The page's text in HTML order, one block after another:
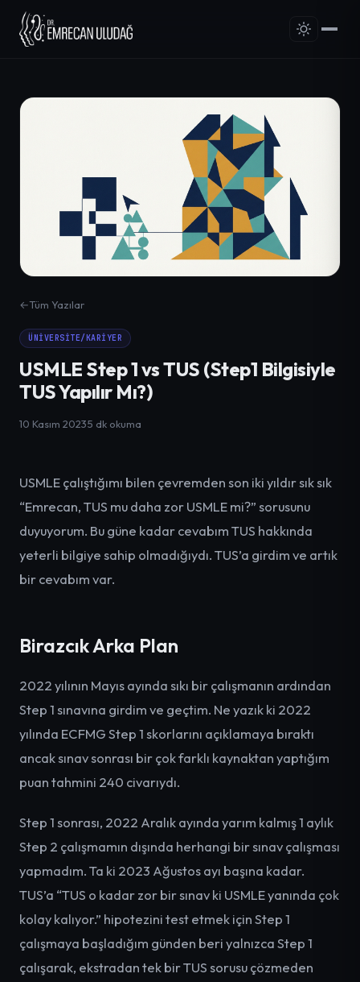
←Tüm Yazılar
ÜNIVERSITE/KARIYER
USMLE Step 1 vs TUS (Step1 Bilgisiyle
TUS Yapılır Mı?)
10 Kasım 20235 dk okuma
USMLE çalıştığımı bilen çevremden son iki yıldır sık sık
“Emrecan, TUS mu daha zor USMLE mi?” sorusunu
duyuyorum. Bu güne kadar cevabım TUS hakkında
yeterli bilgiye sahip olmadığıydı. TUS’a girdim ve artık
bir cevabım var.
Birazcık Arka Plan
2022 yılının Mayıs ayında sıkı bir çalışmanın ardından
Step 1 sınavına girdim ve geçtim. Ne yazık ki 2022
yılında ECFMG Step 1 skorlarını açıklamaya bıraktı
ancak sınav sonrası bir çok farklı kaynaktan yaptığım
puan tahmini 240 civarıydı.
Step 1 sonrası, 2022 Aralık ayında yarım kalmış 1 aylık
Step 2 çalışmamın dışında herhangi bir sınav çalışması
yapmadım. Ta ki 2023 Ağustos ayı başına kadar.
TUS’a “TUS o kadar zor bir sınav ki USMLE yanında çok
kolay kalıyor.” hipotezini test etmek için Step 1
çalışmaya başladığım günden beri yalnızca Step 1
çalışarak, ekstradan tek bir TUS sorusu çözmeden